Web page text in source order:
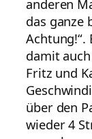
anderen
das ganze
Achtung!“.
damit
Fritz und
über den
wieder 4